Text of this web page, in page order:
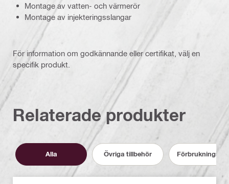
Montage av vatten- och värmerör
Montage av injekteringsslangar
För information om godkännande eller certifikat, välj en
specifik produkt.
Relaterade produkter
Alla Övriga tillbehör